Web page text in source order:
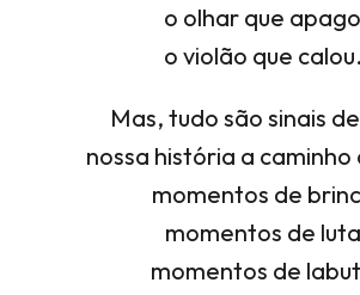
o olhar que
o violão que
Mas, tudo são sinais
nossa história a caminho
momentos de
momentos de
momentos de